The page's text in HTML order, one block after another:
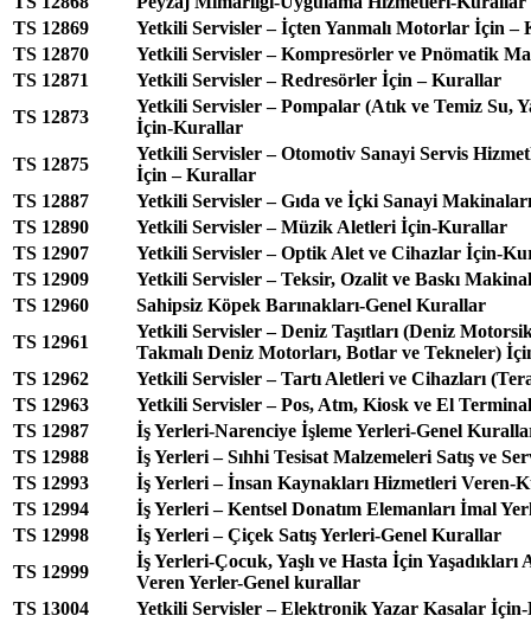
TS 12869
Yetkili Servisler – İçten Yanmalı Motorlar İçin –
TS 12870
Yetkili Servisler – Kompresörler ve Pnömatik
TS 12871
Yetkili Servisler – Redresörler İçin – Kurallar
TS 12873
Yetkili Servisler – Pompalar (Atık ve Temiz Su,
İçin-Kurallar
TS 12875
Yetkili Servisler – Otomotiv Sanayi Servis
İçin – Kurallar
TS 12887
Yetkili Servisler – Gıda ve İçki Sanayi
TS 12890
Yetkili Servisler – Müzik Aletleri İçin-Kurallar
TS 12907
Yetkili Servisler – Optik Alet ve Cihazlar İçin-
TS 12909
Yetkili Servisler – Teksir, Ozalit ve Baskı
TS 12960
Sahipsiz Köpek Barınakları-Genel Kurallar
TS 12961
Yetkili Servisler – Deniz Taşıtları (Deniz
Takmalı Deniz Motorları, Botlar ve Tekneler)
TS 12962
Yetkili Servisler – Tartı Aletleri ve Cihazları
TS 12963
Yetkili Servisler – Pos, Atm, Kiosk ve El
TS 12987
İş Yerleri-Narenciye İşleme Yerleri-Genel
TS 12988
İş Yerleri – Sıhhi Tesisat Malzemeleri Satış ve
TS 12993
İş Yerleri – İnsan Kaynakları Hizmetleri Veren-
TS 12994
İş Yerleri – Kentsel Donatım Elemanları İmal
TS 12998
İş Yerleri – Çiçek Satış Yerleri-Genel Kurallar
TS 12999
İş Yerleri-Çocuk, Yaşlı ve Hasta İçin
Veren Yerler-Genel kurallar
TS 13004
Yetkili Servisler – Elektronik Yazar Kasalar